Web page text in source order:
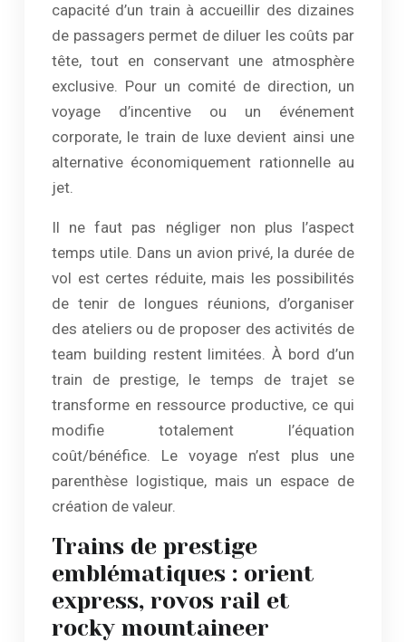
capacité d’un train à accueillir des dizaines
de passagers permet de diluer les coûts par
tête, tout en conservant une atmosphère
exclusive. Pour un comité de direction, un
voyage d’incentive ou un événement
corporate, le train de luxe devient ainsi une
alternative économiquement rationnelle au
jet.
Il ne faut pas négliger non plus l’aspect
temps utile. Dans un avion privé, la durée de
vol est certes réduite, mais les possibilités
de tenir de longues réunions, d’organiser
des ateliers ou de proposer des activités de
team building restent limitées. À bord d’un
train de prestige, le temps de trajet se
transforme en ressource productive, ce qui
modifie totalement l’équation
coût/bénéfice. Le voyage n’est plus une
parenthèse logistique, mais un espace de
création de valeur.
Trains de prestige
emblématiques : orient
express, rovos rail et
rocky mountaineer